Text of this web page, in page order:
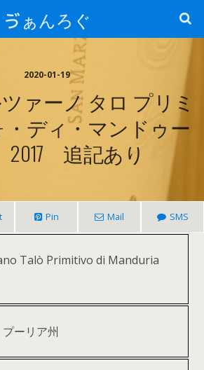
ゔぁんろぐ
2020-01-19
ァーノ タロ プリミ
ディ・マンドゥー
追記あり
Pin Mail SMS
Talò Primitivo di Manduria
ーリア州